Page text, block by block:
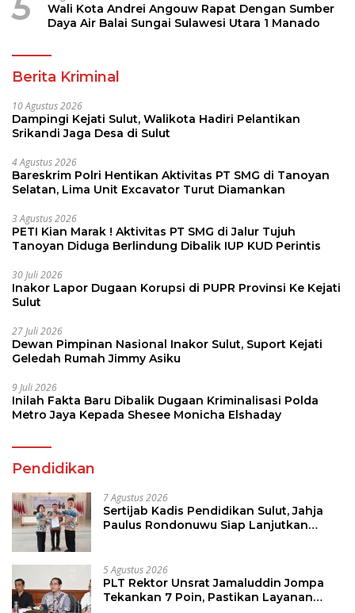
5
Wali Kota Andrei Angouw Rapat Dengan Sumber
Daya Air Balai Sungai Sulawesi Utara 1 Manado
Berita Kriminal
10 Agustus 2026
Dampingi Kejati Sulut, Walikota Hadiri Pelantikan
Srikandi Jaga Desa di Sulut
4 Agustus 2026
Bareskrim Polri Hentikan Aktivitas PT SMG di Tanoyan
Selatan, Lima Unit Excavator Turut Diamankan
3 Agustus 2026
PETI Kian Marak ! Aktivitas PT SMG di Jalur Tujuh
Tanoyan Diduga Berlindung Dibalik IUP KUD Perintis
30 Juli 2026
Inakor Lapor Dugaan Korupsi di PUPR Provinsi Ke Kejati
Sulut
27 Juli 2026
Dewan Pimpinan Nasional Inakor Sulut, Suport Kejati
Geledah Rumah Jimmy Asiku
9 Juli 2026
Inilah Fakta Baru Dibalik Dugaan Kriminalisasi Polda
Metro Jaya Kepada Shesee Monicha Elshaday
Pendidikan
7 Agustus 2026
Sertijab Kadis Pendidikan Sulut, Jahja
Paulus Rondonuwu Siap Lanjutkan
5 Agustus 2026
PLT Rektor Unsrat Jamaluddin Jompa
Tekankan 7 Poin, Pastikan Layanan